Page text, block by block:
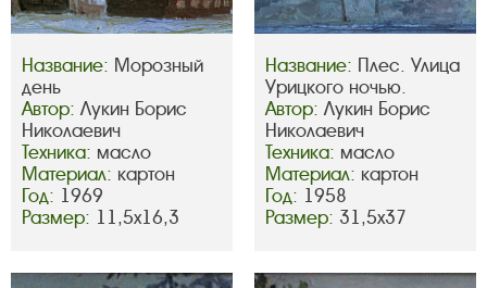
Название: Морозный
день
Автор: Лукин Борис
Николаевич
Техника: масло
Материал: картон
Год: 1969
Размер: 11,5х16,3
Название: Плес. Улица
Урицкого ночью.
Автор: Лукин Борис
Николаевич
Техника: масло
Материал: картон
Год: 1958
Размер: 31,5х37